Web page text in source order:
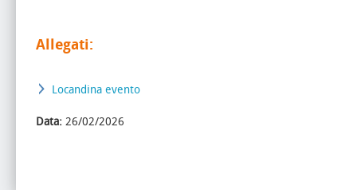
Allegati:
Locandina evento
Data: 26/02/2026